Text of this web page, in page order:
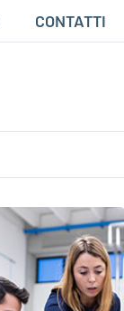
CONTATTI